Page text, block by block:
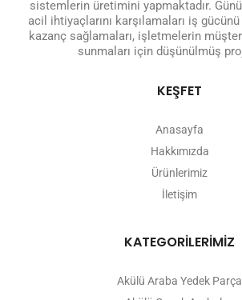
sistemlerin üretimini yapmaktadır.
acil ihtiyaçlarını karşılamaları iş
kazanç sağlamaları, işletmelerin
sunmaları için düşünülmüş
KEŞFET
Anasayfa
Hakkımızda
Ürünlerimiz
İletişim
KATEGORİLERİMİZ
Akülü Araba Yedek Parça